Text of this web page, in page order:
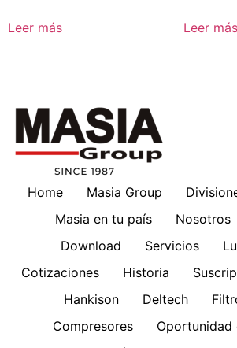
Leer más Leer más
Home Masia Group
Masia en tu país
Nosotros
Download
Servicios
Cotizaciones
Historia
Hankison
Deltech
Compresores
Oportunidad